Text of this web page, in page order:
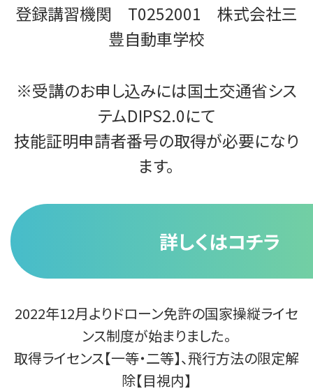
登録講習機関 T0252001 株式会社三
豊自動車学校
※受講のお申し込みには国土交通省シス
テムDIPS2.0にて
技能証明申請者番号の取得が必要になり
ます。
詳しくはコチラ
2022年12月よりドローン免許の国家操縦ライセ
ンス制度が始まりました。
取得ライセンス【一等・二等】、飛行方法の限定解
除【目視内】